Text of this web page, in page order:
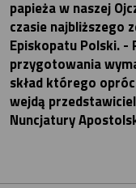
papieża w naszej
czasie najbliższego
Episkopatu Polski. -
przygotowania
skład którego
wejdą
Nuncjatury